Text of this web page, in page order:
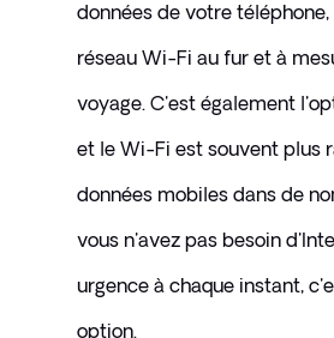
données de votre
réseau Wi-Fi au fur et à
voyage. C'est également
et le Wi-Fi est souvent plus
données mobiles dans de
vous n'avez pas besoin
urgence à chaque instant,
option.